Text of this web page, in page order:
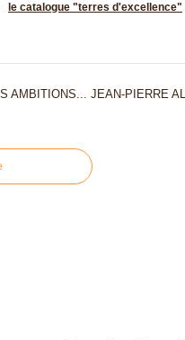
le catalogue "terres d'excellence"
AMBITIONS... JEAN-PIERRE